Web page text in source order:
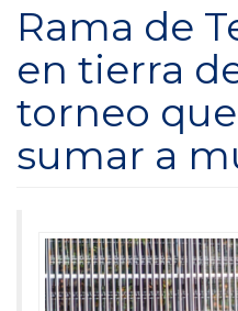
Rama de
en tierra
torneo
sumar a